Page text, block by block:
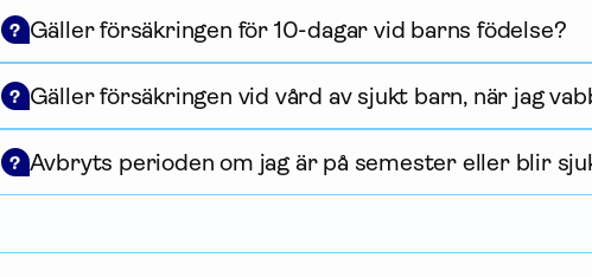
? Gäller försäkringen för 10-dagar vid barns födelse?
? Gäller försäkringen vid vård av sjukt barn, när jag
? Avbryts perioden om jag är på semester eller blir